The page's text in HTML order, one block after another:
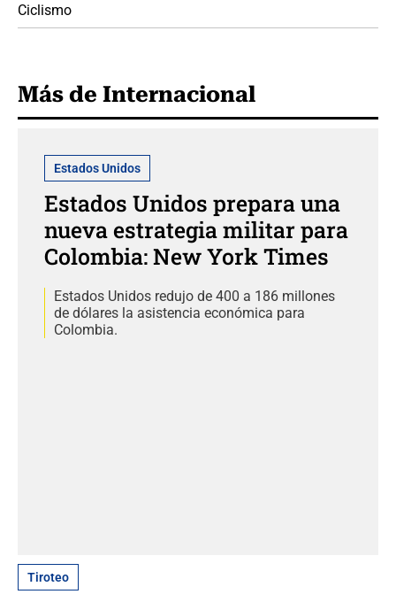
Ciclismo
Más de Internacional
Estados Unidos
Estados Unidos prepara una
nueva estrategia militar para
Colombia: New York Times
Estados Unidos redujo de 400 a 186 millones
de dólares la asistencia económica para
Colombia.
Tiroteo